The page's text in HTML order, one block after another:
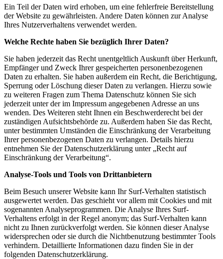
Ein Teil der Daten wird erhoben, um eine fehlerfreie Bereitstellung
der Website zu gewährleisten. Andere Daten können zur Analyse
Ihres Nutzerverhaltens verwendet werden.
Welche Rechte haben Sie bezüglich Ihrer Daten?
Sie haben jederzeit das Recht unentgeltlich Auskunft über Herkunft,
Empfänger und Zweck Ihrer gespeicherten personenbezogenen
Daten zu erhalten. Sie haben außerdem ein Recht, die Berichtigung,
Sperrung oder Löschung dieser Daten zu verlangen. Hierzu sowie
zu weiteren Fragen zum Thema Datenschutz können Sie sich
jederzeit unter der im Impressum angegebenen Adresse an uns
wenden. Des Weiteren steht Ihnen ein Beschwerderecht bei der
zuständigen Aufsichtsbehörde zu. Außerdem haben Sie das Recht,
unter bestimmten Umständen die Einschränkung der Verarbeitung
Ihrer personenbezogenen Daten zu verlangen. Details hierzu
entnehmen Sie der Datenschutzerklärung unter „Recht auf
Einschränkung der Verarbeitung“.
Analyse-Tools und Tools von Drittanbietern
Beim Besuch unserer Website kann Ihr Surf-Verhalten statistisch
ausgewertet werden. Das geschieht vor allem mit Cookies und mit
sogenannten Analyseprogrammen. Die Analyse Ihres Surf-
Verhaltens erfolgt in der Regel anonym; das Surf-Verhalten kann
nicht zu Ihnen zurückverfolgt werden. Sie können dieser Analyse
widersprechen oder sie durch die Nichtbenutzung bestimmter Tools
verhindern. Detaillierte Informationen dazu finden Sie in der
folgenden Datenschutzerklärung.